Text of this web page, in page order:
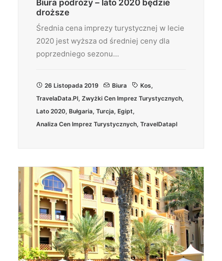
Biura podróży – lato 2020 będzie
droższe
Średnia cena imprezy turystycznej w lecie
2020 jest wyższa od średniej ceny dla
poprzedniego sezonu…
26 Listopada 2019 Biura Kos,
TravelaData.pl, Zwyżki Cen Imprez Turystycznych,
Lato 2020, Bułgaria, Turcja, Egipt,
Analiza Cen Imprez Turystycznych, TravelDatapl